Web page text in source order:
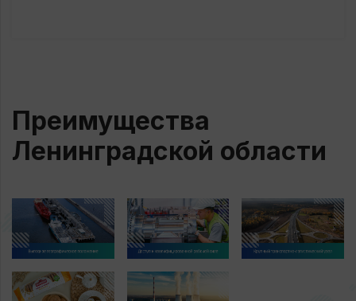
Преимущества
Ленинградской области